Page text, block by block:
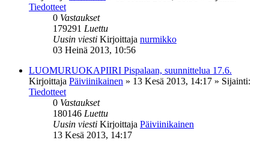
Tiedotteet
0 Vastaukset
179291 Luettu
Uusin viesti Kirjoittaja nurmikko
03 Heinä 2013, 10:56
LUOMURUOKAPIIRI Pispalaan, suunnittelua 17.6.
Kirjoittaja Päiviinikainen » 13 Kesä 2013, 14:17 » Sijainti:
Tiedotteet
0 Vastaukset
180146 Luettu
Uusin viesti Kirjoittaja Päiviinikainen
13 Kesä 2013, 14:17